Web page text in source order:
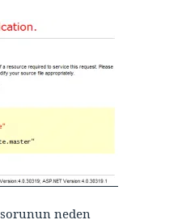
sorunun neden